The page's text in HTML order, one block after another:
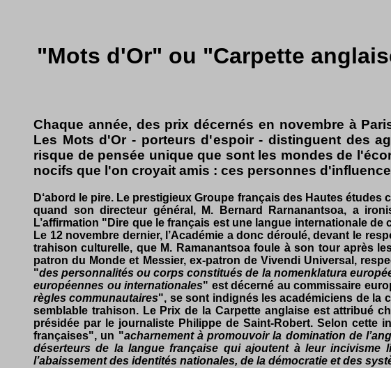
"Mots d'Or" ou "Carpette
Chaque année, des prix décernés en novembre à
Les Mots d'Or - porteurs d'espoir - distinguent des
risque de pensée unique que sont les mondes de
nocifs que l'on croyait amis : ces personnes
D‘abord le pire. Le prestigieux Groupe français des Hautes études
quand son directeur général, M. Bernard Rarnanantsoa, a
L’affirmation "Dire que le français est une langue internationale
Le 12 novembre dernier, l’Académie a donc déroulé, devant le
trahison culturelle, que M. Ramanantsoa foule à son tour après
patron du Monde et Messier, ex-patron de Vivendi Universal,
"des personnalités ou corps constitués de la nomenklatura
européennes ou internationales" est décerné au commissaire
règles commu­nautaires", se sont indignés les académiciens de la
semblable trahison. Le Prix de la Carpette anglaise est attribué
présidée par le journaliste Philippe de Saint-Robert. Selon cette
françaises", un "acharnement à promouvoir la domination de
déserteurs de la langue française qui ajoutent à leur incivisme
l’abaissement des identités nationales, de la démocratie et des